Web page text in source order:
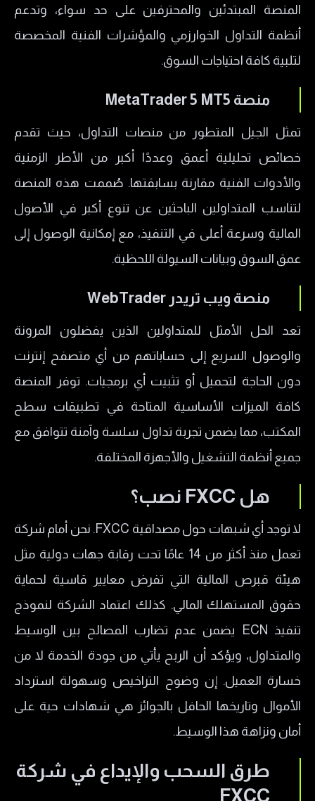
المنصة المبتدئين والمحترفين على حد سواء، وتدعم
أنظمة التداول الخوارزمي والمؤشرات الفنية المخصصة
لتلبية كافة احتياجات السوق.
منصة MetaTrader 5 MT5
تمثل الجيل المتطور من منصات التداول، حيث تقدم
خصائص تحليلية أعمق وعددًا أكبر من الأطر الزمنية
والأدوات الفنية مقارنة بسابقتها. صُممت هذه المنصة
لتناسب المتداولين الباحثين عن تنوع أكبر في الأصول
المالية وسرعة أعلى في التنفيذ، مع إمكانية الوصول إلى
عمق السوق وبيانات السيولة اللحظية.
منصة ويب تريدر WebTrader
تعد الحل الأمثل للمتداولين الذين يفضلون المرونة
والوصول السريع إلى حساباتهم من أي متصفح إنترنت
دون الحاجة لتحميل أو تثبيت أي برمجيات. توفر المنصة
كافة الميزات الأساسية المتاحة في تطبيقات سطح
المكتب، مما يضمن تجربة تداول سلسة وآمنة تتوافق مع
جميع أنظمة التشغيل والأجهزة المختلفة.
هل FXCC نصب؟
لا توجد أي شبهات حول مصداقية FXCC. نحن أمام شركة
تعمل منذ أكثر من 14 عامًا تحت رقابة جهات دولية مثل
هيئة قبرص المالية التي تفرض معايير قاسية لحماية
حقوق المستهلك المالي. كذلك اعتماد الشركة لنموذج
تنفيذ ECN يضمن عدم تضارب المصالح بين الوسيط
والمتداول، ويؤكد أن الربح يأتي من جودة الخدمة لا من
خسارة العميل. إن وضوح التراخيص وسهولة استرداد
الأموال وتاريخها الحافل بالجوائز هي شهادات حية على
أمان ونزاهة هذا الوسيط.
طرق السحب والإيداع في شركة
FXCC